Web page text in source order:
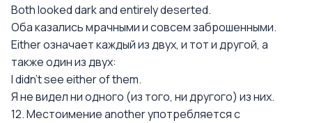
Both looked dark and entirely deserted.
Оба казались мрачными и совсем заброшенными.
Either означает каждый из двух, и тот и другой, а
также один из двух:
I didn't see either of them.
Я не видел ни одного (из того, ни другого) из них.
12. Местоимение another употребляется с